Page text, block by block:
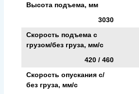
Высота подъема, мм
3030
Скорость подъема с
грузом/без груза, мм/с
420 / 460
Скорость опускания c/
без груза, мм/с